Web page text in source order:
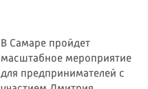
В Самаре пройдет
масштабное мероприятие
для предпринимателей с